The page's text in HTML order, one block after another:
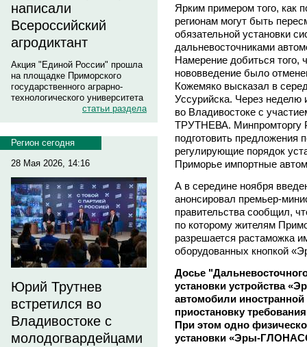
написали
Всероссийский
агродиктант
Акция "Единой России" прошла
на площадке Приморского
государственного аграрно-
технологического университета
статьи раздела
Регион сегодня
28 Мая 2026, 14:16
Юрий Трутнев
встретился во
Владивостоке с
молодогвардейцами
Ярким примером того, как
регионам могут быть
обязательной установки
дальневосточниками
Намерение добиться того,
нововведение было
Кожемяко высказал в
Уссурийска. Через
во Владивостоке с
ТРУТНЕВА. Минпромторгу
подготовить предложения
регулирующие порядок
Приморье импортные
А в середине ноября
анонсировал премьер-
правительства сообщил,
по которому жителям
разрешается растаможка
оборудованных кнопкой
Досье
установки устройства
автомобили
приостановку
При этом одно
установки «Эры-